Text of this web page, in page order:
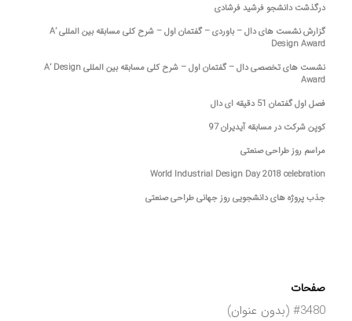
درگذشت دانشجو فرشید فرشادی
گزارش نشست های دال – باوردی – گفتمان اول – شرح کلی مسابقه بین المللی A’
Design Award
نشست های تخصصی دال – گفتمان اول – شرح کلی مسابقه بین المللی A’ Design
Award
فصل اول گفتمان 51 دقیقه ای دال
کوپن شرکت در مسابقه آیدیران 97
مراسم روز طراحی صنعتی
World Industrial Design Day 2018 celebration
جذب پروژه های دانشجویی روز جهانی طراحی صنعتی
صفحات
#3480 (بدون عنوان)